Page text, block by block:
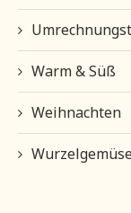
Warm & Süß
Weihnachten